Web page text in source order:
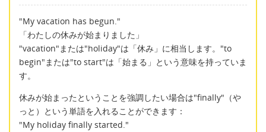
"My vacation has begun."
「わたしの休みが始まりました」
"vacation"または"holiday"は「休み」に相当します。"to
begin"または"to start"は「始まる」という意味を持っていま
す。
休みが始まったということを強調したい場合は"finally"（や
っと）という単語を入れることができます：
"My holiday finally started."